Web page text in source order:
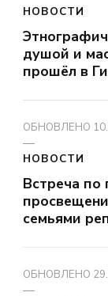
НОВОСТИ
душой и
прошёл в
ОБНОВЛЕНО
НОВОСТИ
Встреча по
семьями
ОБНОВЛЕНО